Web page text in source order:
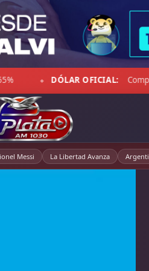
LA PAMPA: 4°C · Sensación -1°C ·
Messi La Libertad Avanza